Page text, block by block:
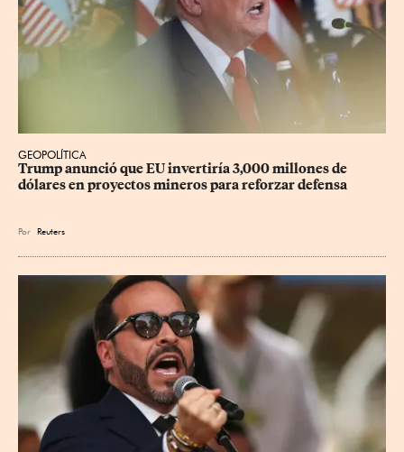
GEOPOLÍTICA
Trump anunció que EU invertiría 3,000 millones de
dólares en proyectos mineros para reforzar defensa
Por Reuters